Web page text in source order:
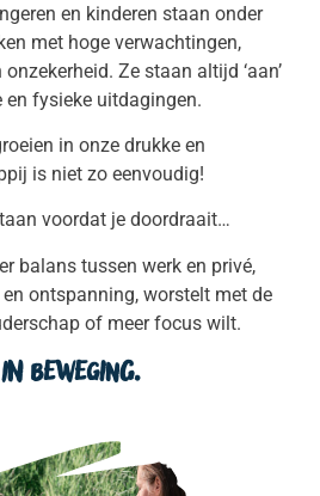
en kinderen staan onder
met hoge verwachtingen,
Ze staan altijd ‘aan’
fysieke uitdagingen.
in onze drukke en
is niet zo eenvoudig!
voordat je doordraait…
balans tussen werk en privé,
ontspanning, worstelt met de
of meer focus wilt.
beweging.